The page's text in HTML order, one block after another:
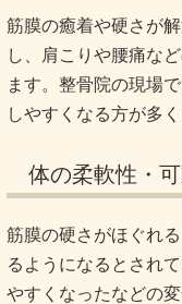
筋膜の癒着や硬さが
し、肩こりや腰痛な
ます。整骨院の現場
しやすくなる方が多
体の柔軟性・
筋膜の硬さがほぐれ
るようになるとされ
やすくなったなどの